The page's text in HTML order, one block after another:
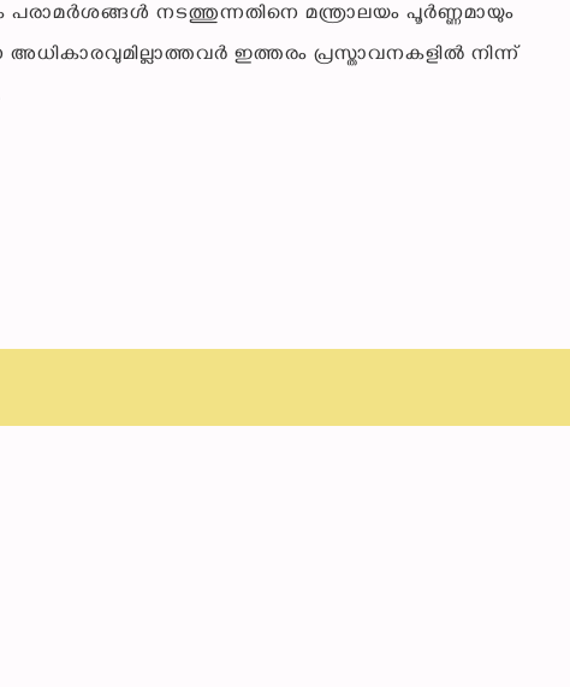
നടത്തുന്നതിനെ മന്ത്രാലയം പൂർണ്ണമായും
ഇത്തരം പ്രസ്താവനകളിൽ നിന്ന്